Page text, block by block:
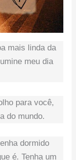
mais linda da
meu dia
para você,
do mundo.
dormido
é. Tenha um